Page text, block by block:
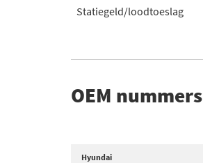
Statiegeld/loodtoeslag
OEM nummers
Hyundai